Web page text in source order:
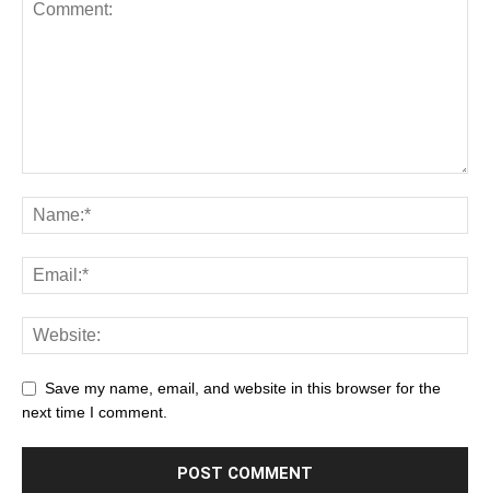
Save my name, email, and website in this browser for the
next time I comment.